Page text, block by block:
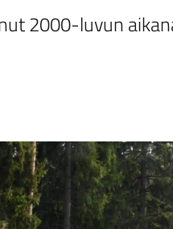
2000-luvun